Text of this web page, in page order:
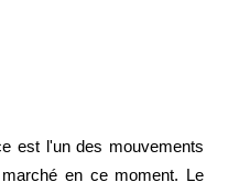
est l'un des mouvements
en ce moment. Le